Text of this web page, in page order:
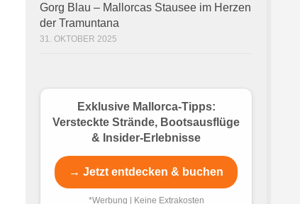
Gorg Blau – Mallorcas Stausee im Herzen
der Tramuntana
31. OKTOBER 2025
Exklusive Mallorca-Tipps:
Versteckte Strände, Bootsausflüge
& Insider-Erlebnisse
→ Jetzt entdecken & buchen
*Werbung | Keine Extrakosten